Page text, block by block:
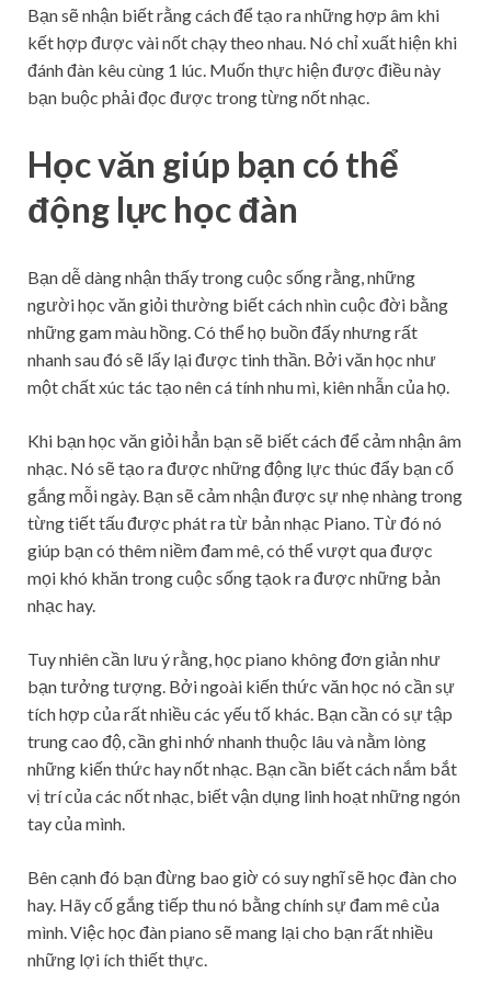
Bạn sẽ nhận biết rằng cách để tạo ra những hợp âm khi
kết hợp được vài nốt chạy theo nhau. Nó chỉ xuất hiện khi
đánh đàn kêu cùng 1 lúc. Muốn thực hiện được điều này
bạn buộc phải đọc được trong từng nốt nhạc.
Học văn giúp bạn có thể
động lực học đàn
Bạn dễ dàng nhận thấy trong cuộc sống rằng, những
người học văn giỏi thường biết cách nhìn cuộc đời bằng
những gam màu hồng. Có thể họ buồn đấy nhưng rất
nhanh sau đó sẽ lấy lại được tinh thần. Bởi văn học như
một chất xúc tác tạo nên cá tính nhu mì, kiên nhẫn của họ.
Khi bạn học văn giỏi hẳn bạn sẽ biết cách để cảm nhận âm
nhạc. Nó sẽ tạo ra được những động lực thúc đẩy bạn cố
gắng mỗi ngày. Bạn sẽ cảm nhận được sự nhẹ nhàng trong
từng tiết tấu được phát ra từ bản nhạc Piano. Từ đó nó
giúp bạn có thêm niềm đam mê, có thể vượt qua được
mọi khó khăn trong cuộc sống tạok ra được những bản
nhạc hay.
Tuy nhiên cần lưu ý rằng, học piano không đơn giản như
bạn tưởng tượng. Bởi ngoài kiến thức văn học nó cần sự
tích hợp của rất nhiều các yếu tố khác. Bạn cần có sự tập
trung cao độ, cần ghi nhớ nhanh thuộc lâu và nằm lòng
những kiến thức hay nốt nhạc. Bạn cần biết cách nắm bắt
vị trí của các nốt nhạc, biết vận dụng linh hoạt những ngón
tay của mình.
Bên cạnh đó bạn đừng bao giờ có suy nghĩ sẽ học đàn cho
hay. Hãy cố gắng tiếp thu nó bằng chính sự đam mê của
mình. Việc học đàn piano sẽ mang lại cho bạn rất nhiều
những lợi ích thiết thực.